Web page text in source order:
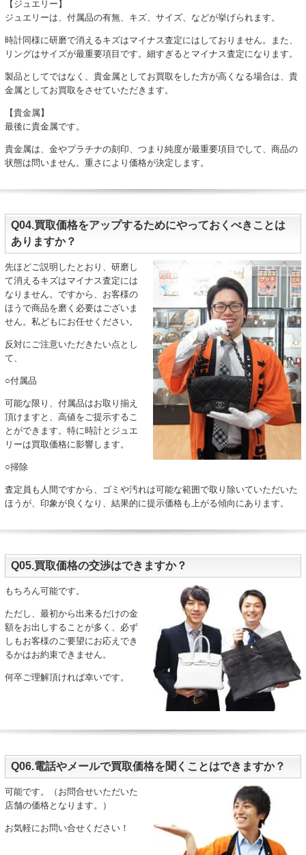
【ジュエリー】
ジュエリーは、付属品の有無、キズ、サイズ、などが挙げられます。
時計同様に研磨で消えるキズはマイナス査定にはしておりません。また、
リングはサイズが最重要項目です。細すぎるとマイナス査定になります。
製品としてではなく、貴金属としてお買取をした方が高くなる場合は、貴
金属としてお買取をさせていただきます。
【貴金属】
最後に貴金属です。
貴金属は、金やプラチナの刻印、つまり純度が最重要項目でして、商品の
状態は問いません。重さにより価格が決定します。
Q04.買取価格をアップするためにやっておくべきことは
ありますか？
先ほどご説明したとおり、研磨し
て消えるキズはマイナス査定には
なりません。ですから、お客様の
ほうで商品を磨く必要はございま
せん。私どもにお任せください。
反対にご注意いただきたい点とし
て、
○付属品
可能な限り、付属品はお取り揃え
頂けますと、高値をご提示するこ
とができます。特に時計とジュエ
リーは買取価格に影響します。
○掃除
査定員も人間ですから、ゴミや汚れは可能な範囲で取り除いていただいた
ほうが、印象が良くなり、結果的に提示価格も上がる傾向にあります。
Q05.買取価格の交渉はできますか？
もちろん可能です。
ただし、最初から出来るだけの金
額をお出しすることが多く、必ず
しもお客様のご要望にお応えでき
るかはお約束できません。
何卒ご理解頂ければ幸いです。
Q06.電話やメールで買取価格を聞くことはできますか？
可能です。（お問合せいただいた
店舗の価格となります。）
お気軽にお問い合せください！